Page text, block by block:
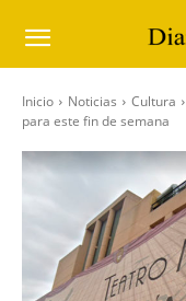
Inicio Noticias Cultura
para este fin de semana